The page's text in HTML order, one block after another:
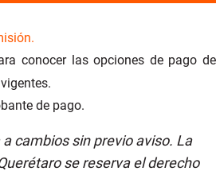
conocer las opciones de pago de
de pago.
cambios sin previo aviso. La
se reserva el derecho